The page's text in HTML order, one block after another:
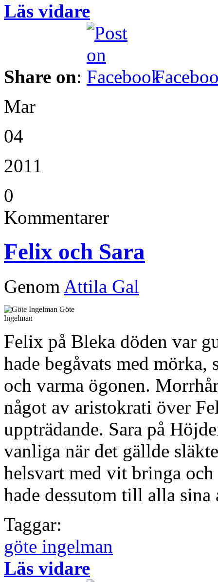
Läs vidare
Share on:
Mar
04
2011
0
Kommentarer
Felix och Sara
Genom Attila Gal
Göte
Ingelman
Felix på Bleka döden var
hade begåvats med
och varma ögonen.
något av aristokrati över
uppträdande. Sara på
vanliga när det gällde
helsvart med vit bringa
hade dessutom till alla sina
Taggar:
göte ingelman
Läs vidare